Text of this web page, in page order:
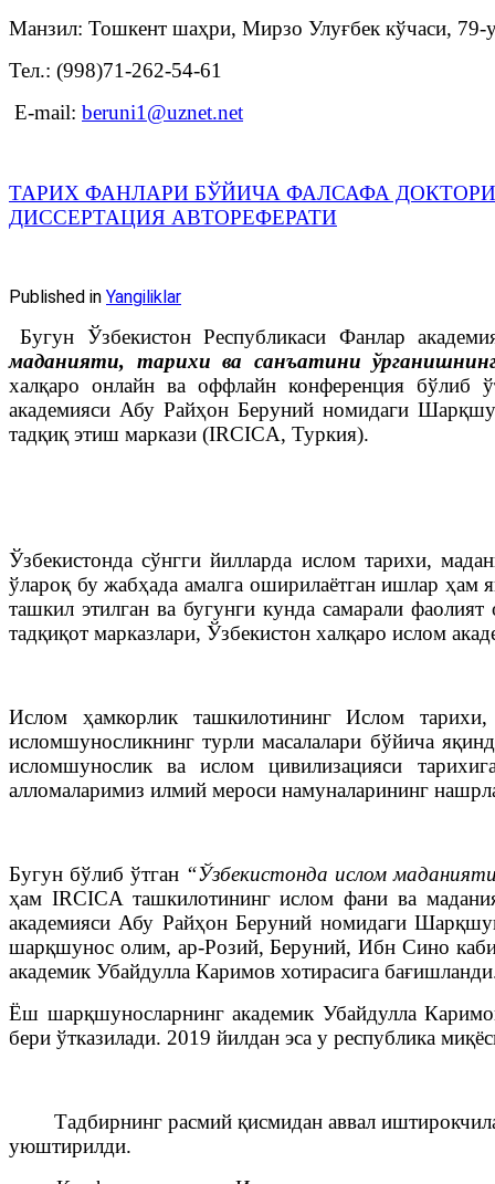
Манзил: Тошкент шаҳри, Мирзо Улуғбек кўчаси, 79-
Тел.: (998)71-262-54-61
E-mail: beruni1@uznet.net
ТАРИХ ФАНЛАРИ БЎЙИЧА ФАЛСАФА ДОКТОРИ
ДИССЕРТАЦИЯ АВТОРЕФЕРАТИ
Published in Yangiliklar
Бугун Ўзбекистон Республикаси Фанлар
маданияти, тарихи ва санъатини
халқаро онлайн ва оффлайн конференция бўлиб
академияси Абу Райҳон Беруний номидаги
тадқиқ этиш маркази (IRCICA, Туркия).
Ўзбекистонда сўнгги йилларда ислом тарихи,
ўлароқ бу жабҳада амалга оширилаётган ишлар ҳам
ташкил этилган ва бугунги кунда самарали
тадқиқот марказлари, Ўзбекистон халқаро ислом
Ислом ҳамкорлик ташкилотининг Ислом
исломшуносликнинг турли масалалари бўйича
исломшунослик ва ислом цивилизацияси
алломаларимиз илмий мероси намуналарининг
Бугун бўлиб ўтган “Ўзбекистонда ислом
ҳам IRCICA ташкилотининг ислом фани ва
академияси Абу Райҳон Беруний номидаги
шарқшунос олим, ар-Розий, Беруний, Ибн Сино каби
академик Убайдулла Каримов хотирасига
Ёш шарқшуносларнинг академик Убайдулла
бери ўтказилади. 2019 йилдан эса у республика
Тадбирнинг расмий қисмидан аввал
уюштирилди.